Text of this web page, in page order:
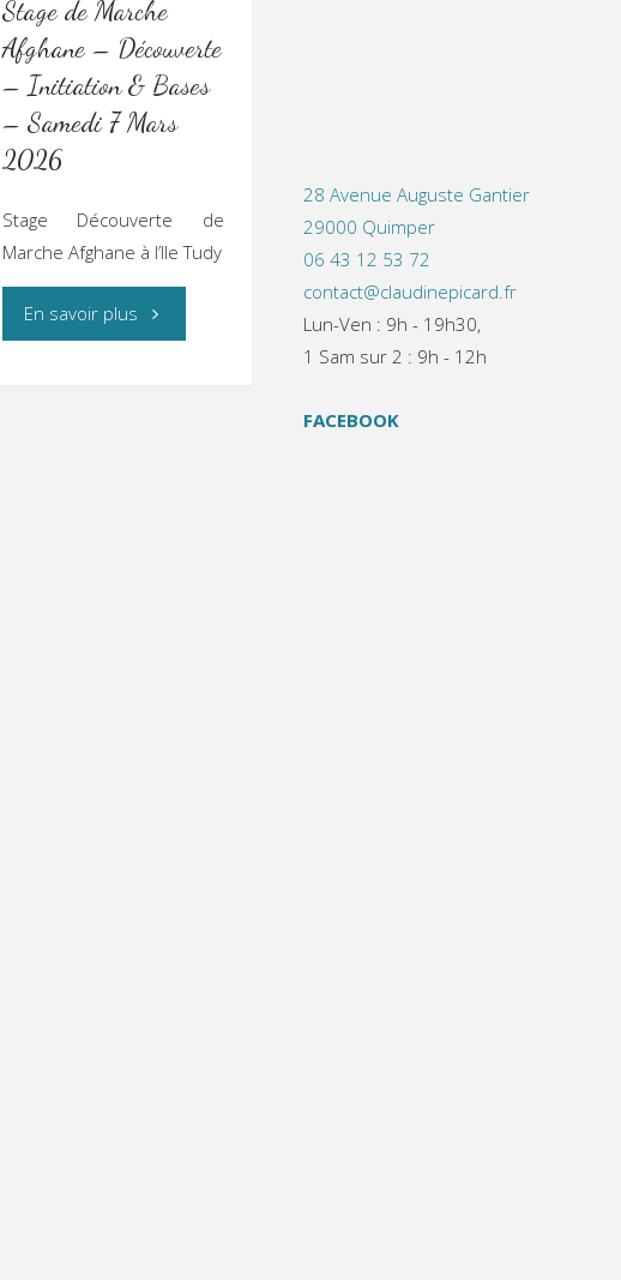
Stage de Marche
Afghane – Découverte
– Initiation & Bases
– Samedi 7 Mars
2026
Stage Découverte de
Marche Afghane à l’Ile Tudy
En savoir plus"Stage
28 Avenue Auguste Gantier
29000 Quimper
06 43 12 53 72
contact@claudinepicard.fr
Lun-Ven : 9h - 19h30,
1 Sam sur 2 : 9h - 12h
FACEBOOK